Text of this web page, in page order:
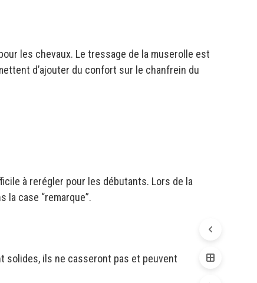
les chevaux. Le tressage de la muserolle est
d’ajouter du confort sur le chanfrein du
à rerégler pour les débutants. Lors de la
case “remarque”.
solides, ils ne casseront pas et peuvent